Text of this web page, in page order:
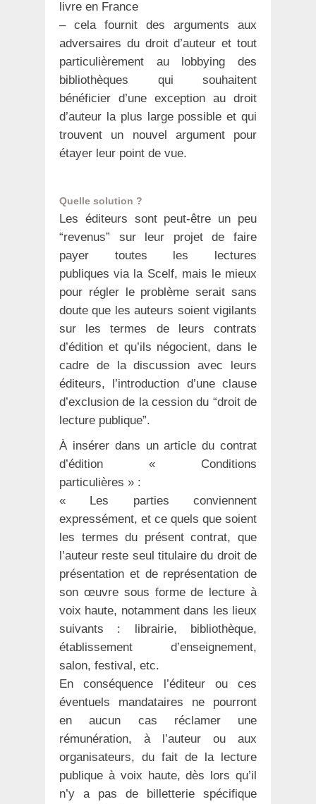
livre en France
– cela fournit des arguments aux
adversaires du droit d’auteur et tout
particulièrement au lobbying des
bibliothèques qui souhaitent
bénéficier d’une exception au droit
d’auteur la plus large possible et qui
trouvent un nouvel argument pour
étayer leur point de vue.
Quelle solution ?
Les éditeurs sont peut-être un peu
“revenus” sur leur projet de faire
payer toutes les lectures
publiques via la Scelf, mais le mieux
pour régler le problème serait sans
doute que les auteurs soient vigilants
sur les termes de leurs contrats
d’édition et qu’ils négocient, dans le
cadre de la discussion avec leurs
éditeurs, l’introduction d’une clause
d’exclusion de la cession du “droit de
lecture publique”.
À insérer dans un article du contrat
d’édition « Conditions
particulières » :
« Les parties conviennent
expressément, et ce quels que soient
les termes du présent contrat, que
l’auteur reste seul titulaire du droit de
présentation et de représentation de
son œuvre sous forme de lecture à
voix haute, notamment dans les lieux
suivants : librairie, bibliothèque,
établissement d’enseignement,
salon, festival, etc.
En conséquence l’éditeur ou ces
éventuels mandataires ne pourront
en aucun cas réclamer une
rémunération, à l’auteur ou aux
organisateurs, du fait de la lecture
publique à voix haute, dès lors qu’il
n’y a pas de billetterie spécifique